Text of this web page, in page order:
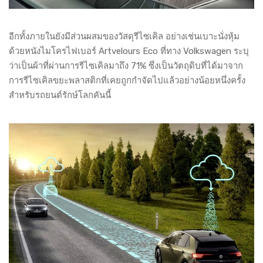
อีกทั้งภายในยังมีส่วนผสมของวัสดุรีไซเคิล อย่างเช่นเบาะนั่งหุ้ม
ด้วยหนังไมโครไฟเบอร์ Artvelours Eco ที่ทาง Volkswagen ระบุ
ว่าเป็นผ้าที่ผ่านการรีไซเคิลมาถึง 71% ซึ่งเป็นวัตถุดิบที่ได้มาจาก
การรีไซเคิลขยะพลาสติกที่เคยถูกกำจัดไปแล้วอย่างน้อยหนึ่งครั้ง
สำหรับรถยนต์รักษ์โลกคันนี้